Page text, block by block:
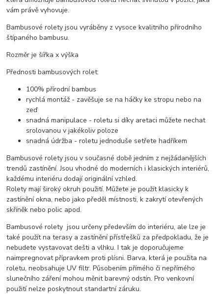
vám právě vyhovuje.
Bambusové rolety jsou vyráběny z vysoce kvalitního přírodního
štípaného bambusu.
Rozměr je šířka x výška
Přednosti bambusových rolet:
100% přírodní bambus
rychlá montáž - zavěšuje se na háčky ke stropu nebo na
zeď
snadná manipulace - roletu si díky aretaci můžete nechat
srolovanou v jakékoliv poloze
snadná údržba - roletu jednoduše setřete hadříkem
Bambusové rolety jsou v současné době jedním z nejžádanějších
trendů zastínění. Jsou vhodné do moderních i klasických interiérů,
každému interiéru dodají originální vzhled.
Rolety mají široký okruh použití. Můžete je použít klasicky k
zastínění okna, nebo jako předěl místnosti, k zakrytí otevřených
skříněk nebo polic apod.
Bambusové rolety jsou určeny především do interiéru, ale lze je
také použít na terasy a zastínění přístřešků za předpokladu, že je
nebudete vystavovat dešti a vlhku. I tak je doporučujeme
naimpregnovat přípravkem proti plísni. Barva, která je použita na
roletu, neobsahuje UV filtr. Působením přímého či nepřímého
slunečního záření mohou měnit barevný odstín. Pro venkovní
použití nelze poskytnout standartní záruku.